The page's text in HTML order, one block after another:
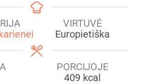
VIRTUVĖ
Europietiška
PORCIJOJE
409 kcal